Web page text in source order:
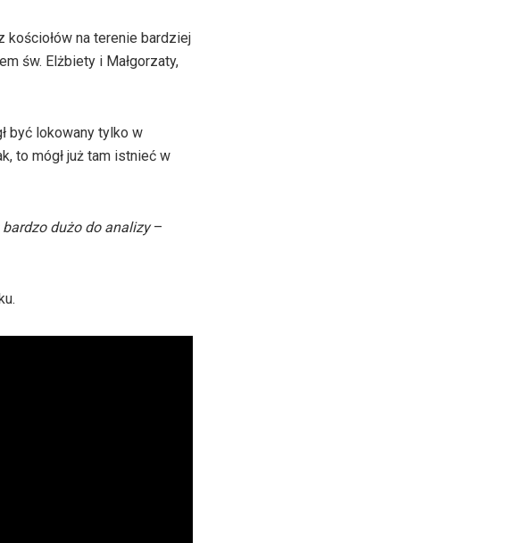
kościołów na terenie bardziej
św. Elżbiety i Małgorzaty,
być lokowany tylko w
to mógł już tam istnieć w
bardzo dużo do analizy–